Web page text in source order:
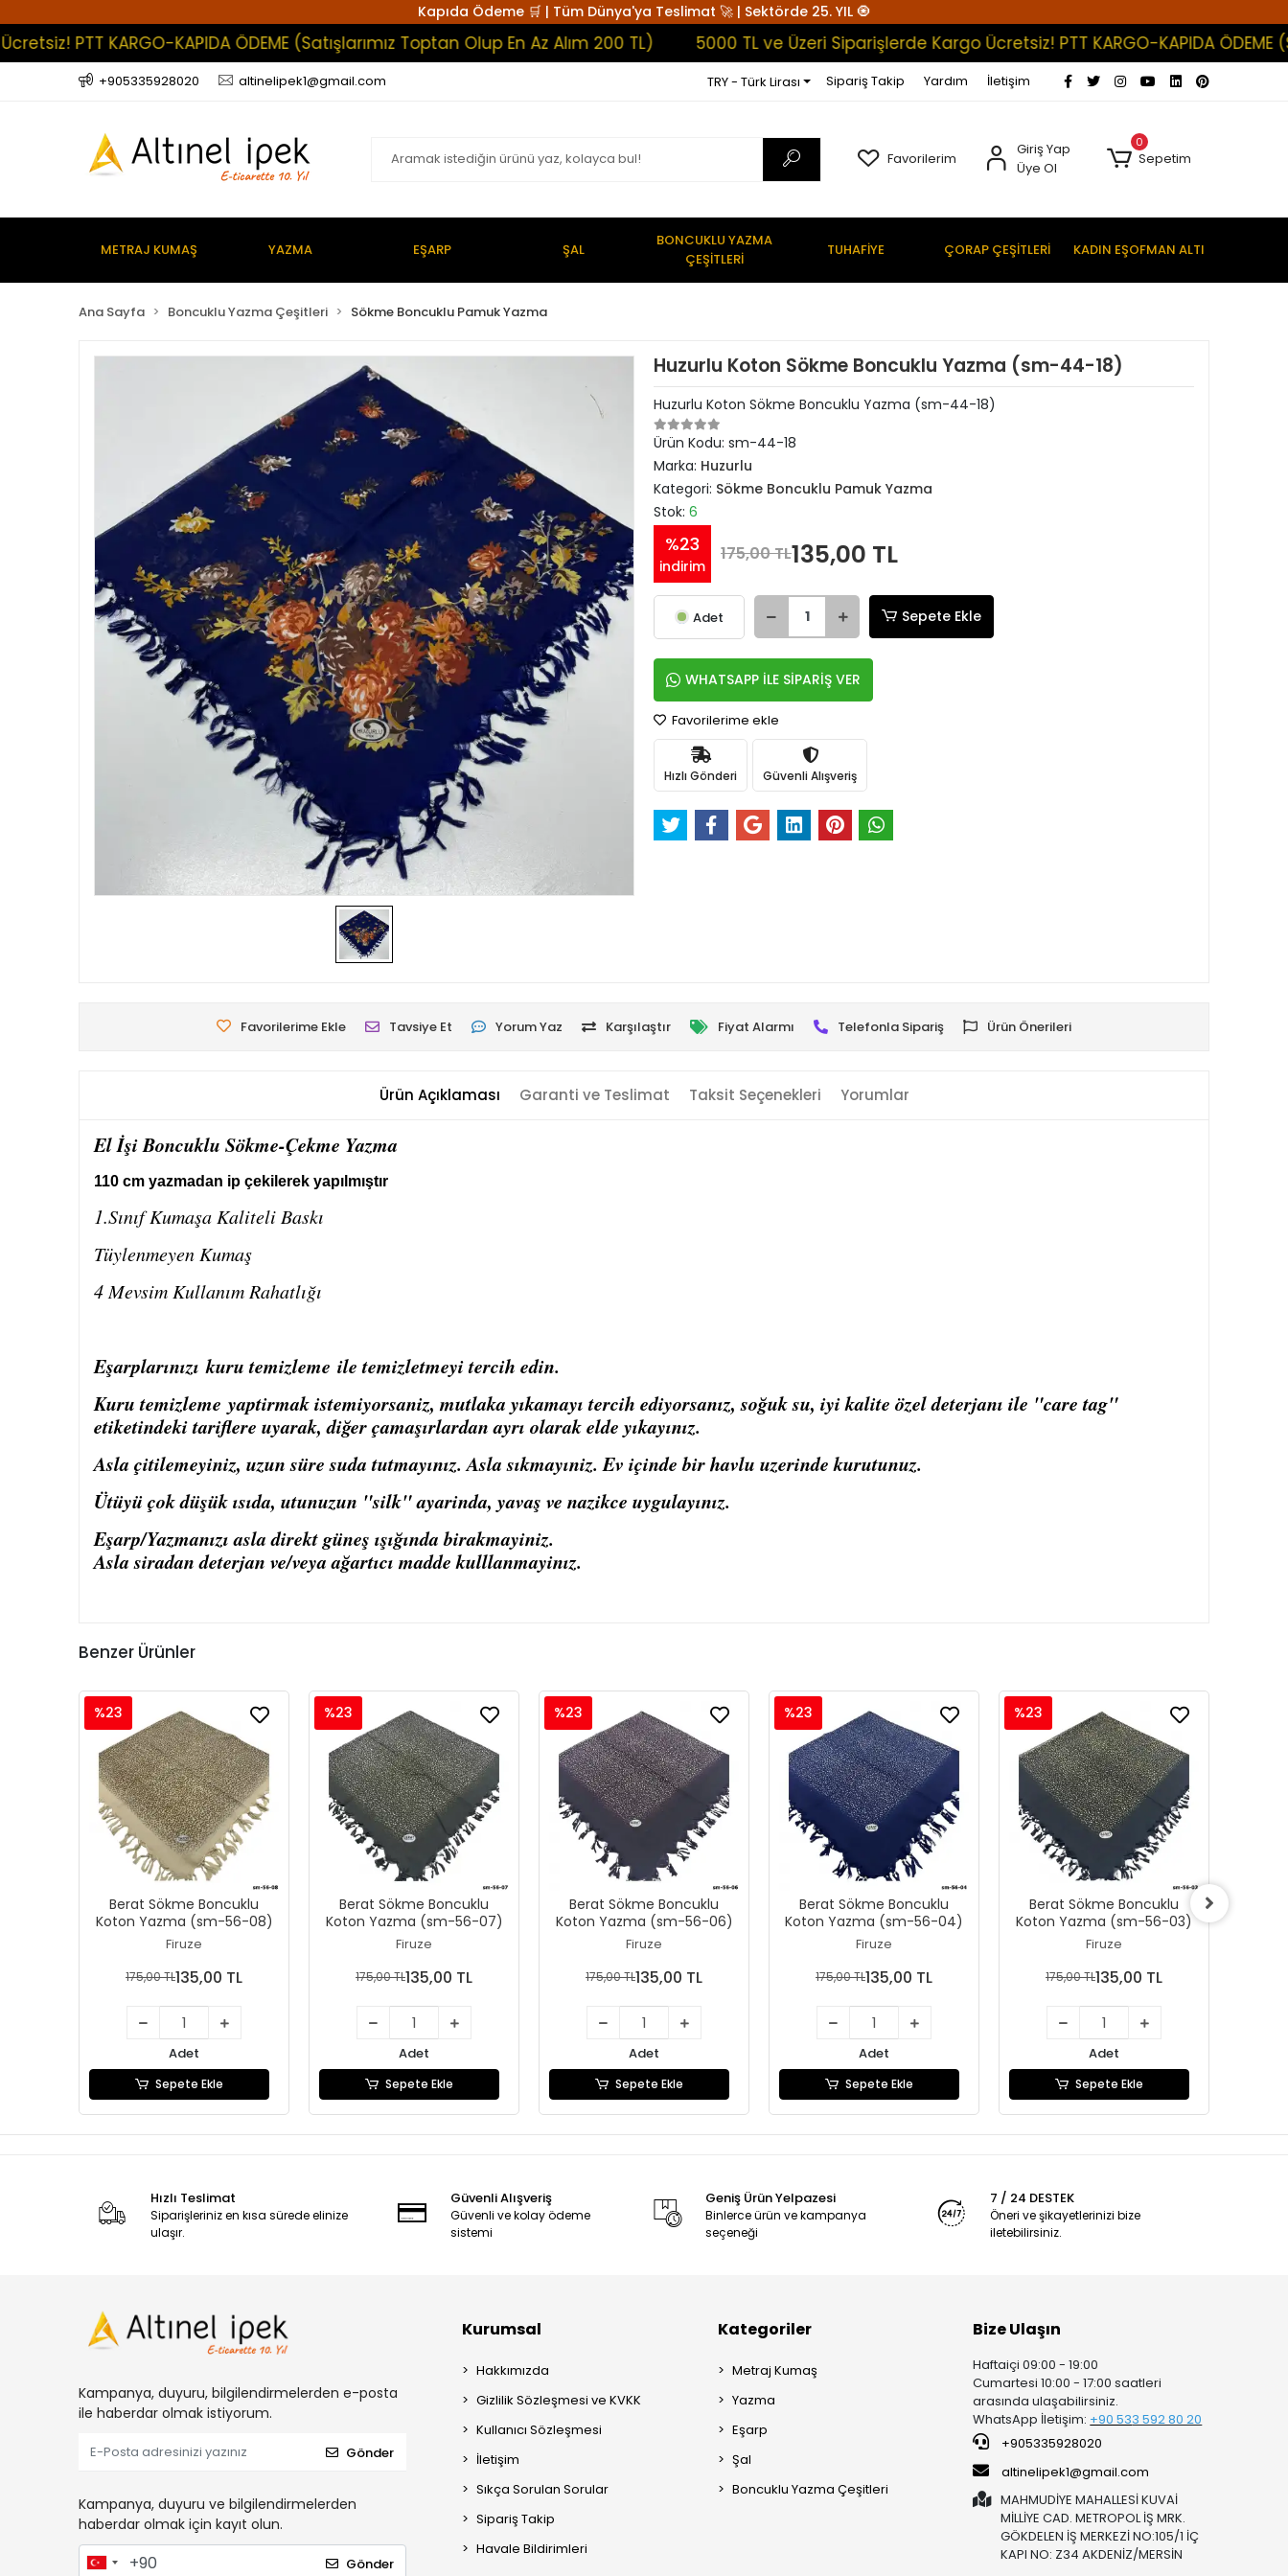
Kapıda Ödeme 🛒 | Tüm Dünya'ya Teslimat 🚀 | Sektörde 25. YIL 🧿
KARGO-KAPIDA ÖDEME (Satışlarımız Toptan Olup En Az Alım 200 TL) 5000 TL ve Üzeri Siparişlerde Kargo Ücretsiz! PTT KARGO-KAPIDA ÖDEME
+905335928020 altinelipek1@gmail.com TRY - Türk Lirası Sipariş Takip Yardım İletişim
Favorilerim
Giriş Yap
Üye Ol
0
Sepetim
METRAJ KUMAŞ YAZMA EŞARP ŞAL
BONCUKLU YAZMA
ÇEŞİTLERİ
TUHAFİYE ÇORAP ÇEŞİTLERİ KADIN EŞOFMAN ALTI
Ana Sayfa Boncuklu Yazma Çeşitleri Sökme Boncuklu Pamuk Yazma
Huzurlu Koton Sökme Boncuklu Yazma (sm-44-18)
Huzurlu Koton Sökme Boncuklu Yazma (sm-44-18)
Ürün Kodu: sm-44-18
Marka: Huzurlu
Kategori: Sökme Boncuklu Pamuk Yazma
Stok: 6
%23
indirim
175,00 TL135,00 TL
Adet Sepete Ekle
WHATSAPP İLE SİPARİŞ VER
Favorilerime ekle
Hızlı Gönderi Güvenli Alışveriş
Favorilerime Ekle Tavsiye Et Yorum Yaz Karşılaştır Fiyat Alarmı Telefonla Sipariş Ürün Önerileri
Ürün Açıklaması Garanti ve Teslimat Taksit Seçenekleri Yorumlar
El İşi Boncuklu Sökme-Çekme Yazma
110 cm yazmadan ip çekilerek yapılmıştır
1.Sınıf Kumaşa Kaliteli Baskı
Tüylenmeyen Kumaş
4 Mevsim Kullanım Rahatlığı
Eşarplarınızıkuru temizleme ile temizletmeyi tercih edin.
Kuru temizleme yaptirmak istemiyorsaniz, mutlaka yıkamayı tercih ediyorsanız, soğuk su, iyi kalite özel deterjanı ile "care tag"
etiketindeki tariflere uyarak, diğer çamaşırlardan ayrı olarak elde yıkayınız.
Asla çitilemeyiniz, uzun süre suda tutmayınız. Asla sıkmayıniz. Ev içinde bir havlu uzerinde kurutunuz.
Ütüyü çok düşük ısıda, utunuzun "silk" ayarinda, yavaş ve nazikce uygulayınız.
Eşarp/Yazmanızı asla direkt güneş ışığında birakmayiniz.
Asla siradan deterjan ve/veya ağartıcı madde kulllanmayinız.
Benzer Ürünler
Berat Sökme Boncuklu
Koton Yazma (sm-56-08)
Firuze
%23
175,00 TL135,00 TL
Adet
Sepete Ekle
Berat Sökme Boncuklu
Koton Yazma (sm-56-07)
Firuze
%23
175,00 TL135,00 TL
Adet
Sepete Ekle
Berat Sökme Boncuklu
Koton Yazma (sm-56-06)
Firuze
%23
175,00 TL135,00 TL
Adet
Sepete Ekle
Berat Sökme Boncuklu
Koton Yazma (sm-56-04)
Firuze
%23
175,00 TL135,00 TL
Adet
Sepete Ekle
Berat Sökme Boncuklu
Koton Yazma (sm-56-03)
Firuze
%23
175,00 TL135,00 TL
Adet
Sepete Ekle
Hızlı Teslimat
Siparişleriniz en kısa sürede elinize
ulaşır.
Güvenli Alışveriş
Güvenli ve kolay ödeme
sistemi
Geniş Ürün Yelpazesi
Binlerce ürün ve kampanya
seçeneği
7 / 24 DESTEK
Öneri ve şikayetlerinizi bize
iletebilirsiniz.
Kampanya, duyuru, bilgilendirmelerden e-posta
ile haberdar olmak istiyorum.
Gönder
Kampanya, duyuru ve bilgilendirmelerden
haberdar olmak için kayıt olun.
Gönder
Kurumsal
Hakkımızda
Gizlilik Sözleşmesi ve KVKK
Kullanıcı Sözleşmesi
İletişim
Sıkça Sorulan Sorular
Sipariş Takip
Havale Bildirimleri
Kategoriler
Metraj Kumaş
Yazma
Eşarp
Şal
Boncuklu Yazma Çeşitleri
Bize Ulaşın
Haftaiçi 09:00 - 19:00
Cumartesi 10:00 - 17:00 saatleri
arasında ulaşabilirsiniz.
WhatsApp İletişim: +90 533 592 80 20
+905335928020
altinelipek1@gmail.com
MAHMUDİYE MAHALLESİ KUVAİ
MİLLİYE CAD. METROPOL İŞ MRK.
GÖKDELEN İŞ MERKEZİ NO:105/1 İÇ
KAPI NO: Z34 AKDENİZ/MERSİN